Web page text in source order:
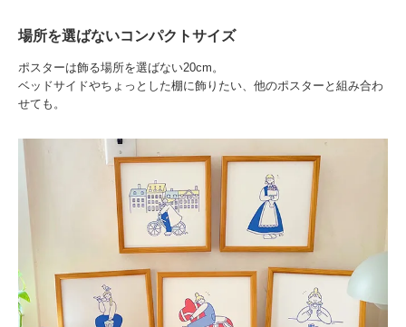
場所を選ばないコンパクトサイズ
ポスターは飾る場所を選ばない20cm。
ベッドサイドやちょっとした棚に飾りたい、他のポスターと組み合わ
せても。